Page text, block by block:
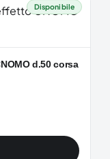
Disponibile
d.50 corsa